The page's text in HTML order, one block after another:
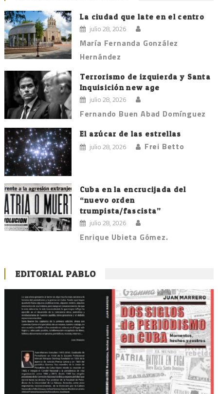
La ciudad que late en el centro
julio 28, 2026
María Fernanda González
Hernández
Terrorismo de izquierda y Santa
Inquisición new age
julio 28, 2026
Fernando Buen Abad Domínguez
El azúcar de las estrellas
julio 28, 2026 Frei Betto
Cuba en la encrucijada del
“nuevo orden
trumpista/fascista”
julio 28, 2026
Enrique Ubieta Gómez.
EDITORIAL PABLO